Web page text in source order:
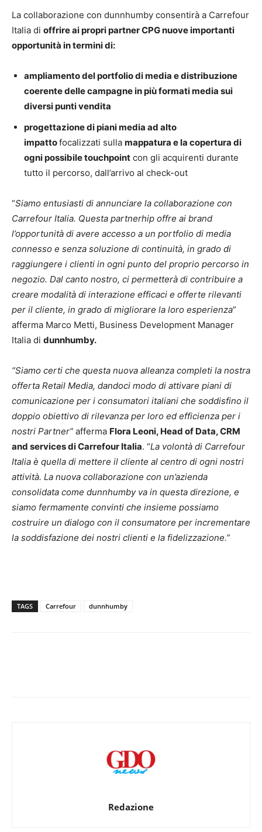
La collaborazione con dunnhumby consentirà a Carrefour
Italia di offrire ai propri partner CPG nuove importanti
opportunità in termini di:
ampliamento del portfolio di media e distribuzione
coerente delle campagne in più formati media sui
diversi punti vendita
progettazione di piani media ad alto
impattofocalizzati sulla mappatura e la copertura di
ogni possibile touchpoint con gli acquirenti durante
tutto il percorso, dall’arrivo al check-out
“Siamo entusiasti di annunciare la collaborazione con
Carrefour Italia. Questa partnerhip offre ai brand
l’opportunità di avere accesso a un portfolio di media
connesso e senza soluzione di continuità, in grado di
raggiungere i clienti in ogni punto del proprio percorso in
negozio. Dal canto nostro, ci permetterà di contribuire a
creare modalità di interazione efficaci e offerte rilevanti
per il cliente, in grado di migliorare la loro esperienza”
afferma Marco Metti, Business Development Manager
Italia di dunnhumby.
“Siamo certi che questa nuova alleanza completi la nostra
offerta Retail Media, dandoci modo di attivare piani di
comunicazione per i consumatori italiani che soddisfino il
doppio obiettivo di rilevanza per loro ed efficienza per i
nostri Partner” afferma Flora Leoni, Head of Data, CRM
and services di Carrefour Italia. “La volontà di Carrefour
Italia è quella di mettere il cliente al centro di ogni nostri
attività. La nuova collaborazione con un’azienda
consolidata come dunnhumby va in questa direzione, e
siamo fermamente convinti che insieme possiamo
costruire un dialogo con il consumatore per incrementare
la soddisfazione dei nostri clienti e la fidelizzazione.”
TAGS Carrefour dunnhumby
Redazione